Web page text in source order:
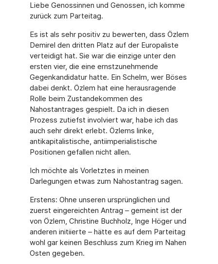
Liebe Genossinnen und Genossen, ich komme
zurück zum Parteitag.
Es ist als sehr positiv zu bewerten, dass Özlem
Demirel den dritten Platz auf der Europaliste
verteidigt hat. Sie war die einzige unter den
ersten vier, die eine ernstzunehmende
Gegenkandidatur hatte. Ein Schelm, wer Böses
dabei denkt. Özlem hat eine herausragende
Rolle beim Zustandekommen des
Nahostantrages gespielt. Da ich in diesen
Prozess zutiefst involviert war, habe ich das
auch sehr direkt erlebt. Özlems linke,
antikapitalistische, antiimperialistische
Positionen gefallen nicht allen.
Ich möchte als Vorletztes in meinen
Darlegungen etwas zum Nahostantrag sagen.
Erstens: Ohne unseren ursprünglichen und
zuerst eingereichten Antrag – gemeint ist der
von Özlem, Christine Buchholz, Inge Höger und
anderen initiierte – hätte es auf dem Parteitag
wohl gar keinen Beschluss zum Krieg im Nahen
Osten gegeben.